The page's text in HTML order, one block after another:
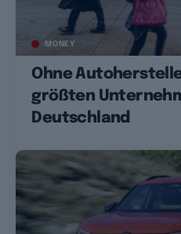
MONEY
Ohne
größten
Deutschland